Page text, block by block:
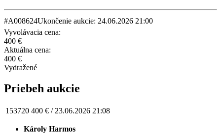
#A008624Ukončenie aukcie: 24.06.2026 21:00
Vyvolávacia cena:
400 €
Aktuálna cena:
400 €
Vydražené
Priebeh aukcie
153720 400 € / 23.06.2026 21:08
Károly Harmos